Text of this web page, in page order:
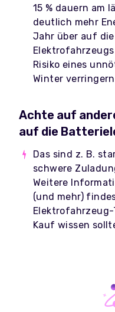
15 % dauern am
deutlich mehr
Jahr über auf
Risiko eines
Winter
Achte auf
auf die
Das sind z. B.
schwere
Weitere
(und mehr)
Elektrofahrzeug-
Kauf wissen